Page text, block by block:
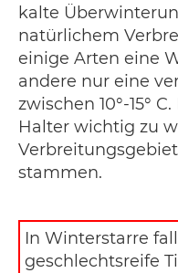
kalte
natürlichem
einige Arten eine
andere nur eine
zwischen 10°-15°
Halter wichtig zu
stammen.
In Winterstarre
geschlechtsreife